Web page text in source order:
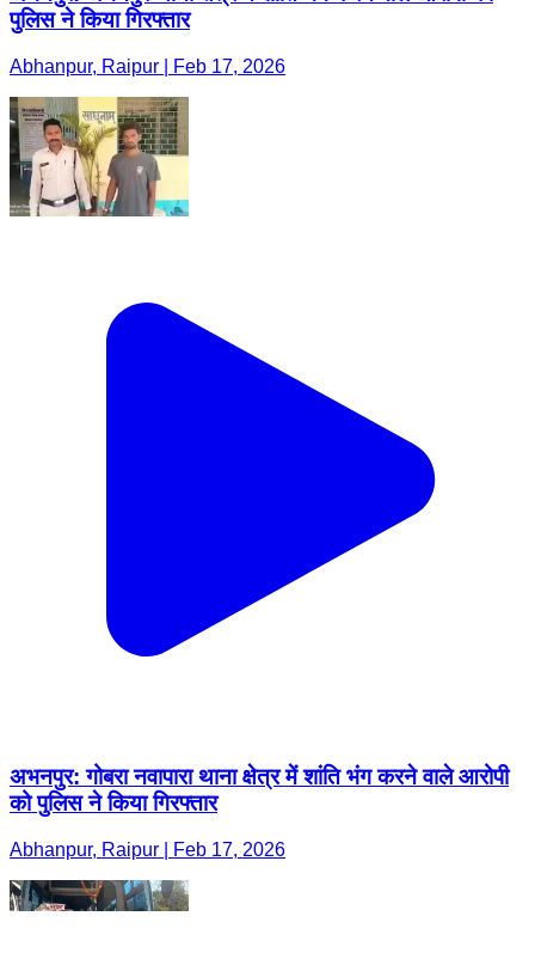
पुलिस ने किया गिरफ्तार
Abhanpur, Raipur | Feb 17, 2026
अभनपुर: गोबरा नवापारा थाना क्षेत्र में शांति भंग करने वाले आरोपी
को पुलिस ने किया गिरफ्तार
Abhanpur, Raipur | Feb 17, 2026